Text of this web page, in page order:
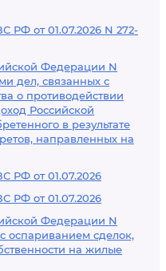
РФ от 01.07.2026 N 272-
Федерации N
дел, связанных с
о противодействии
Российской
в результате
направленных на
РФ от 01.07.2026
РФ от 01.07.2026
Федерации N
оспариванием сделок,
на жилые